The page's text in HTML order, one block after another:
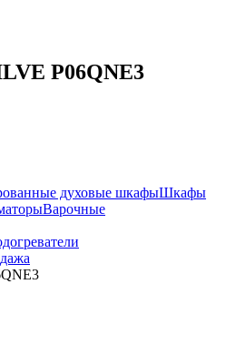
P06QNE3
духовые шкафыШкафы
Варочные